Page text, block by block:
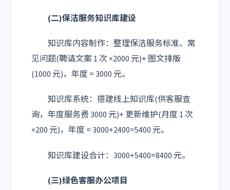
(二)保洁服务知识库建设
知识库内容制作：整理保洁服务标准、常
见问题(聘请文案 1 次 ×2000 元)+ 图文排版
(1000 元)，年度 = 3000 元。
知识库系统：搭建线上知识库(供客服查
询，年度服务费 3000 元)+ 更新维护(月度 1 次
×200 元)，年度 = 3000+2400=5400 元。
知识库建设合计：3000+5400=8400 元。
(三)绿色客服办公项目